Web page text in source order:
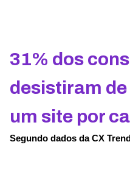
31% dos
desistiram
um site por
Segundo dados da CX